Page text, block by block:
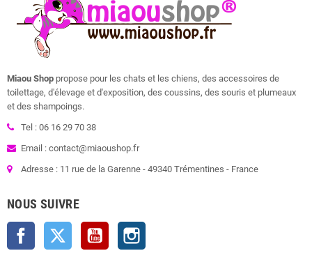
Miaou Shop propose pour les chats et les chiens, des accessoires de
toilettage, d'élevage et d'exposition, des coussins, des souris et plumeaux
et des shampoings.
Tel : 06 16 29 70 38
Email : contact@miaoushop.fr
Adresse : 11 rue de la Garenne - 49340 Trémentines - France
NOUS SUIVRE
Facebook Twitter YouTube